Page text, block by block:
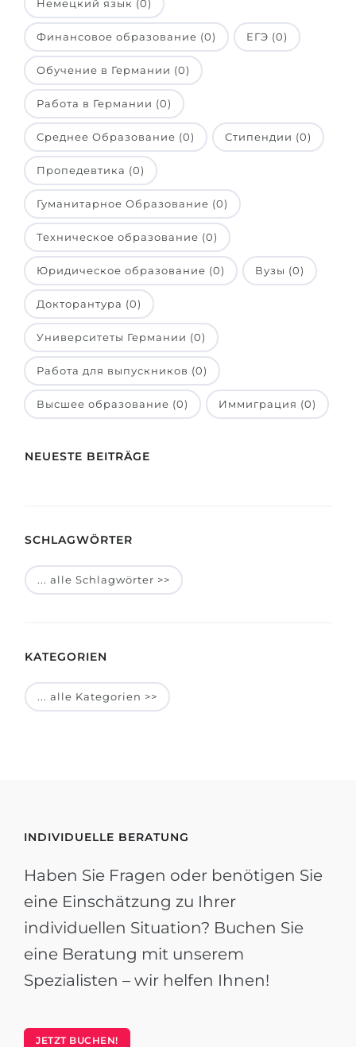
Немецкий язык (0)
Финансовое образование (0) ЕГЭ (0)
Обучение в Германии (0)
Работа в Германии (0)
Среднее Образование (0) Стипендии (0)
Пропедевтика (0)
Гуманитарное Образование (0)
Техническое образование (0)
Юридическое образование (0) Вузы (0)
Докторантура (0)
Университеты Германии (0)
Работа для выпускников (0)
Высшее образование (0) Иммиграция (0)
NEUESTE BEITRÄGE
SCHLAGWÖRTER
... alle Schlagwörter >>
KATEGORIEN
... alle Kategorien >>
INDIVIDUELLE BERATUNG
Haben Sie Fragen oder benötigen Sie
eine Einschätzung zu Ihrer
individuellen Situation? Buchen Sie
eine Beratung mit unserem
Spezialisten – wir helfen Ihnen!
JETZT BUCHEN!